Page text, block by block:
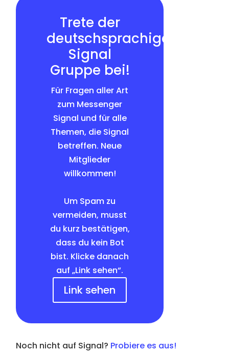
Trete der
deutschsprachigen
Signal
Gruppe bei!
Für Fragen aller Art
zum Messenger
Signal und für alle
Themen, die Signal
betreffen. Neue
Mitglieder
willkommen!
Um Spam zu
vermeiden, musst
du kurz bestätigen,
dass du kein Bot
bist. Klicke danach
auf „Link sehen“.
Link sehen
Noch nicht auf Signal? Probiere es aus!